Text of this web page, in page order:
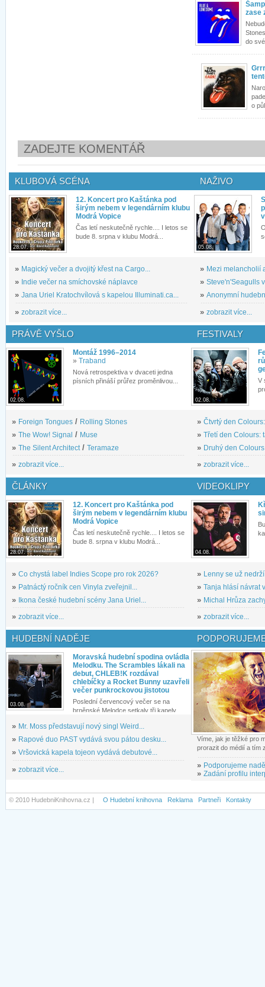
zase
do
o
ZADEJTE KOMENTÁŘ
KLUBOVÁ SCÉNA
28.07.
12. Koncert pro Kaštánka pod
širým nebem v legendárním klubu
Modrá Vopice
Čas letí neskutečně rychle.... I letos se
bude 8. srpna v klubu Modrá...
» Magický večer a dvojitý křest na Cargo...
» Indie večer na smíchovské náplavce
» Jana Uriel Kratochvílová s kapelou Illuminati.ca...
» zobrazit více...
NAŽIVO
05.08.
» Mezi melancholií
» Steve'n'Seagulls
» Anonymní
» zobrazit více...
PRÁVĚ VYŠLO
02.08.
Montáž 1996–2014
» Traband
Nová retrospektiva v dvaceti jedna
písních přináší průřez proměnlivou...
» Foreign Tongues / Rolling Stones
» The Wow! Signal / Muse
» The Silent Architect / Teramaze
» zobrazit více...
FESTIVALY
02.08.
V
» Čtvrtý den
» Třetí den Colours:
» Druhý den
» zobrazit více...
ČLÁNKY
28.07.
12. Koncert pro Kaštánka pod
širým nebem v legendárním klubu
Modrá Vopice
Čas letí neskutečně rychle.... I letos se
bude 8. srpna v klubu Modrá...
» Co chystá label Indies Scope pro rok 2026?
» Patnáctý ročník cen Vinyla zveřejnil...
»
Ikona české hudební scény Jana Uriel...
» zobrazit více...
VIDEOKLIPY
04.08.
» Lenny se už
» Tanja hlásí návrat
» Michal Hrůza
» zobrazit více...
HUDEBNÍ NADĚJE
03.08.
Moravská hudební spodina ovládla
Melodku. The Scrambles lákali na
debut, CHLEB!K rozdával
chlebíčky a Rocket Bunny uzavřeli
večer punkrockovou jistotou
Poslední červencový večer se na
brněnské Melodce setkaly tři kapely...
» Mr. Moss představují nový singl Weird...
» Rapové duo PAST vydává svou pátou desku...
» Vršovická kapela tojeon vydává debutové...
» zobrazit více...
Víme, jak je těžké pro
prorazit do médií a tím
» Podporujeme
» Zadání profilu
© 2010 HudebniKnihovna.cz | O Hudební knihovna Reklama Partneři Kontakty